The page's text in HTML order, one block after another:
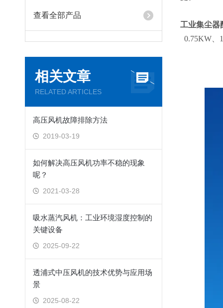
查看全部产品
相关文章
RELATED ARTICLES
高压风机故障排除方法
2019-03-19
如何解决高压风机功率不稳的现象
呢？
2021-03-28
吸水蒸汽风机：工业环境湿度控制的
关键设备
2025-09-22
透浦式中压风机的技术优势与应用场
景
2025-08-22
工业集尘器
0.75KW、